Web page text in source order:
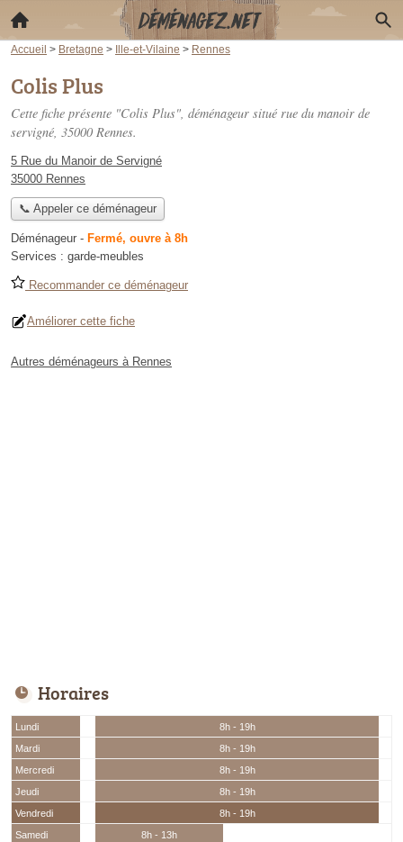
Accueil > Bretagne > Ille-et-Vilaine > Rennes
Colis Plus
Cette fiche présente "Colis Plus", déménageur situé rue du manoir de
servigné, 35000 Rennes.
5 Rue du Manoir de Servigné
35000 Rennes
📞 Appeler ce déménageur
Déménageur - Fermé, ouvre à 8h
Services : garde-meubles
Recommander ce déménageur
Améliorer cette fiche
Autres déménageurs à Rennes
Horaires
Lundi
8h - 19h
Mardi
8h - 19h
Mercredi
8h - 19h
Jeudi
8h - 19h
Vendredi
8h - 19h
Samedi
8h - 13h